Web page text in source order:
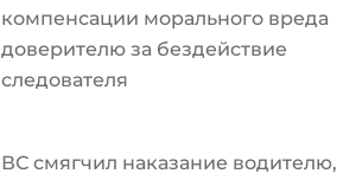
компенсации морального вреда
доверителю за бездействие
следователя
ВС смягчил наказание водителю,